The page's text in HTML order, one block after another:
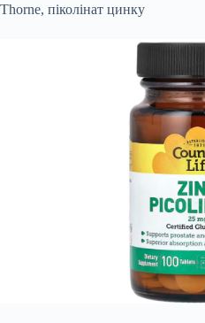
Thorne, піколінат цинку